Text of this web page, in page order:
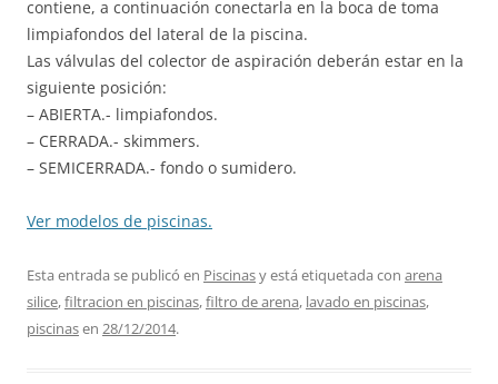
contiene, a continuación conectarla en la boca de toma
limpiafondos del lateral de la piscina.
Las válvulas del colector de aspiración deberán estar en la
siguiente posición:
– ABIERTA.- limpiafondos.
– CERRADA.- skimmers.
– SEMICERRADA.- fondo o sumidero.
Ver modelos de piscinas.
Esta entrada se publicó en Piscinasy está etiquetada con arena
silice,filtracion en piscinas,filtro de arena, lavado en piscinas,
piscinasen 28/12/2014.